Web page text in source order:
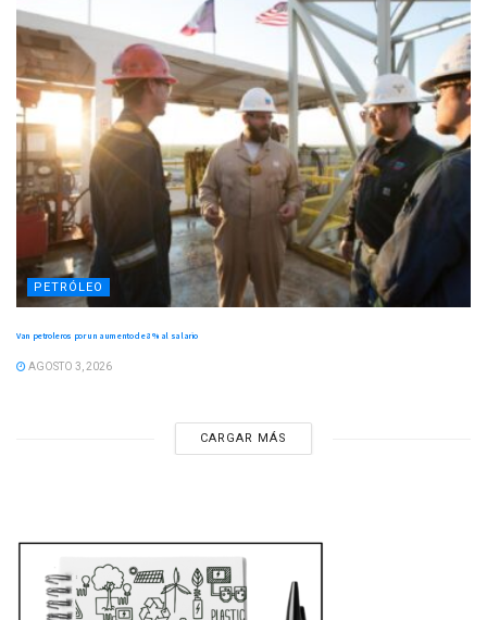
PETRÓLEO
Van petroleros por un aumento de 8 % al salario
AGOSTO 3, 2026
CARGAR MÁS